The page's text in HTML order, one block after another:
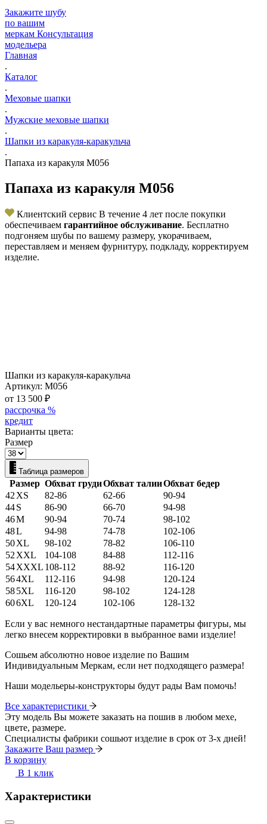
Закажите шубу
по вашим
меркам Консультация
модельера
Главная
.
Каталог
.
Меховые шапки
.
Мужские меховые шапки
.
Шапки из каракуля-каракульча
.
Папаха из каракуля M056
Папаха из каракуля M056
Клиентский сервис В течение 4 лет после покупки
обеспечиваем гарантийное обслуживание. Бесплатно
подгоняем шубы по вашему размеру, укорачиваем,
переставляем и меняем фурнитуру, подкладу, корректируем
изделие.
Шапки из каракуля-каракульча
Артикул: M056
от 13 500 ₽
рассрочка %
кредит
Варианты цвета:
Размер
Таблица размеров
Размер Обхват грудиОбхват талииОбхват бедер
42 XS 82-86 62-66
90-94
44S 86-90 66-70
94-98
46M 90-94 70-74
98-102
48L 94-98 74-78
102-106
50XL 98-102 78-82
106-110
52 XXL 104-108 84-88
112-116
54XXXL 108-112 88-92
116-120
564XL 112-116 94-98
120-124
585XL 116-120 98-102
124-128
606XL 120-124 102-106 128-132
Если у вас немного нестандартные параметры фигуры, мы
легко внесем корректировки в выбранное вами изделие!
Сошьем абсолютно новое изделие по Вашим
Индивидуальным Меркам, если нет подходящего размера!
Наши модельеры-конструкторы будут рады Вам помочь!
Все характеристики
Эту модель Вы можете заказать на пошив в любом мехе,
цвете, размере.
Специалисты фабрики сошьют изделие в срок от 3-х дней!
Закажите Ваш размер
В корзину
В 1 клик
Характеристики